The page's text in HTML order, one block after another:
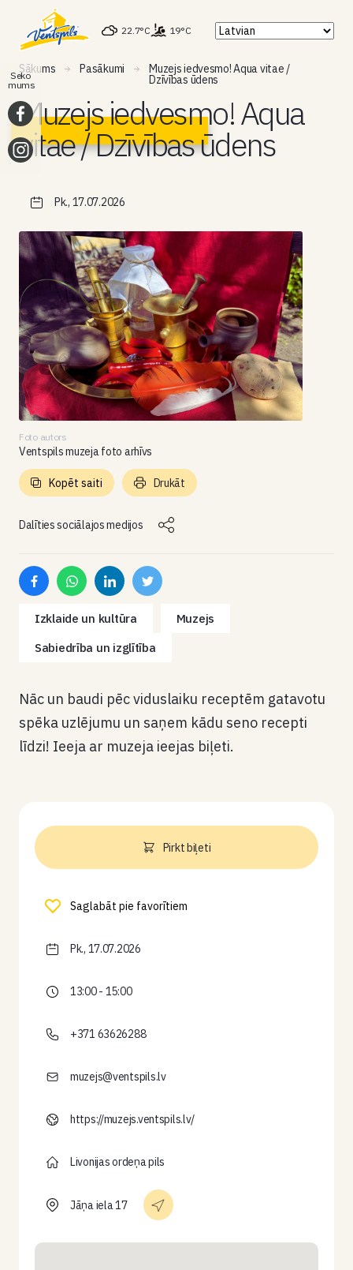
22.7°C 19°C
Sākums Pasākumi Muzejs iedvesmo! Aqua vitae /
Dzīvības ūdens
Muzejs iedvesmo! Aqua
vitae / Dzīvības ūdens
Pk., 17.07.2026
Foto autors
Ventspils muzeja foto arhīvs
Dalīties sociālajos medijos
Kopēt saiti Drukāt
Izklaide un kultūra
Muzejs
Sabiedrība un izglītība
Nāc un baudi pēc viduslaiku receptēm gatavotu
spēka uzlējumu un saņem kādu seno recepti
līdzi! Ieeja ar muzeja ieejas biļeti.
Pirkt biļeti
Saglabāt pie favorītiem
Pk., 17.07.2026
13:00 - 15:00
+371 63626288
muzejs@ventspils.lv
https://muzejs.ventspils.lv/
Livonijas ordeņa pils
Jāņa iela 17
Seko
mums